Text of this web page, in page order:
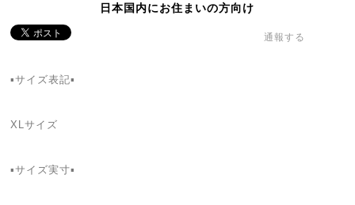
日本国内にお住まいの方向け
通報する
▪サイズ表記▪
XLサイズ
▪サイズ実寸▪